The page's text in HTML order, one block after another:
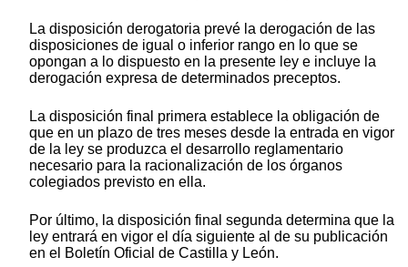
La disposición derogatoria prevé la derogación de las
disposiciones de igual o inferior rango en lo que se
opongan a lo dispuesto en la presente ley e incluye la
derogación expresa de determinados preceptos.
La disposición final primera establece la obligación de
que en un plazo de tres meses desde la entrada en vigor
de la ley se produzca el desarrollo reglamentario
necesario para la racionalización de los órganos
colegiados previsto en ella.
Por último, la disposición final segunda determina que la
ley entrará en vigor el día siguiente al de su publicación
en el Boletín Oficial de Castilla y León.